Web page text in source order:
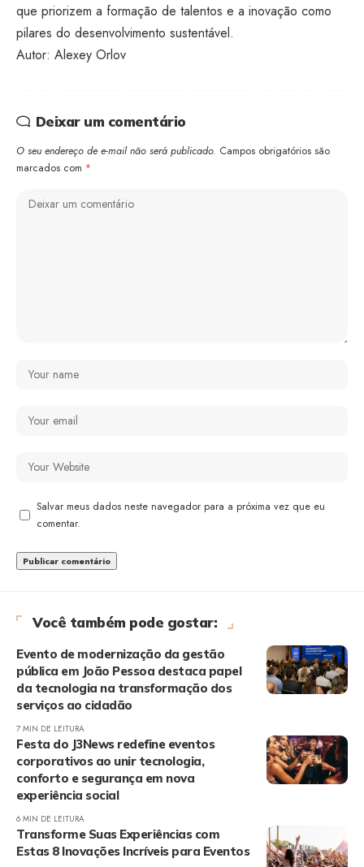
que priorizem a formação de talentos e a inovação como
pilares do desenvolvimento sustentável.
Autor: Alexey Orlov
Deixar um comentário
O seu endereço de e-mail não será publicado. Campos obrigatórios são
marcados com *
Salvar meus dados neste navegador para a próxima vez que eu
comentar.
Você também pode gostar:
Evento de modernização da gestão
pública em João Pessoa destaca papel
da tecnologia na transformação dos
serviços ao cidadão
7 MIN DE LEITURA
Festa do J3News redefine eventos
corporativos ao unir tecnologia,
conforto e segurança em nova
experiência social
6 MIN DE LEITURA
Transforme Suas Experiências com
Estas 8 Inovações Incríveis para Eventos